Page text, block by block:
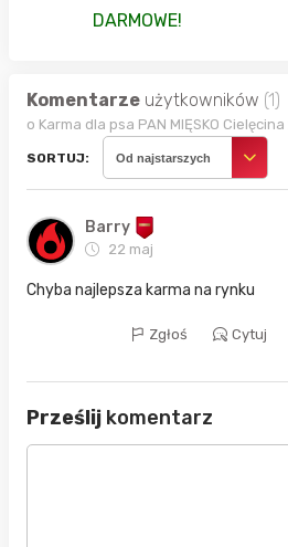
DARMOWE!
Komentarze użytkowników (1)
o Karma dla psa PAN MIĘSKO
SORTUJ: Od najstarszych
Barry
22 maj
Chyba najlepsza karma na rynku
Zgłoś Cytuj
Prześlij komentarz